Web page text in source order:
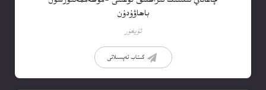
باھاۋۇدۇن
ئۇيغۇر
كىتاب تەپسىلاتى